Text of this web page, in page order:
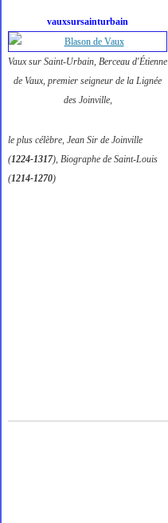
vauxsursainturbain
Vaux sur Saint-Urbain, Berceau d'Étienne
de Vaux, premier seigneur de la Lignée
des Joinville,
le plus célèbre, Jean Sir de Joinville
(1224-1317), Biographe de Saint-Louis
(1214-1270)